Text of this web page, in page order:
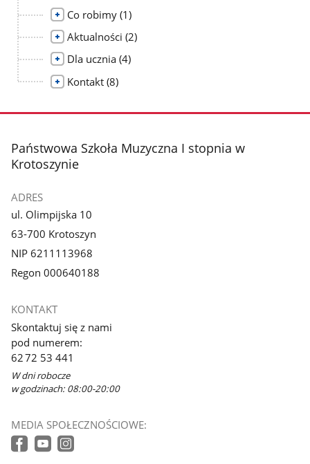
Co robimy liczba
(1)
Aktualności liczba
(2)
Dla ucznia liczba
(4)
Kontakt liczba
(8)
stopka
Państwowa Szkoła Muzyczna I stopnia w
Krotoszynie
ADRES
ul. Olimpijska 10
63-700 Krotoszyn
NIP 6211113968
Regon 000640188
KONTAKT
Skontaktuj się z nami
pod numerem:
62 72 53 441
W dni robocze
w godzinach: 08:00-20:00
MEDIA SPOŁECZNOŚCIOWE: